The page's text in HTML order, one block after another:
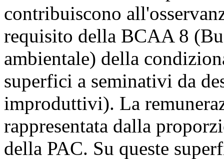
contribuiscono
requisito della BCAA 8
ambientale) della
superfici a seminativi da
improduttivi). La
rappresentata dalla
della PAC. Su queste